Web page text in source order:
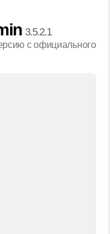
3.5.2.1
с официального